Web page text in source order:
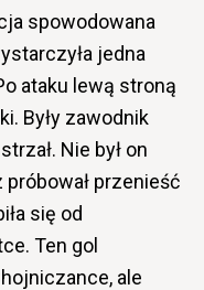
spowodowana
jedna
ataku lewą stroną
Były zawodnik
Nie był on
próbował przenieść
się od
Ten gol
ale